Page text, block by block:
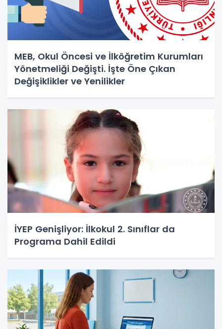
MEB, Okul Öncesi ve İlköğretim Kurumları
Yönetmeliği Değişti. İşte Öne Çıkan
Değişiklikler ve Yenilikler
İYEP Genişliyor: İlkokul 2. Sınıflar da
Programa Dahil Edildi